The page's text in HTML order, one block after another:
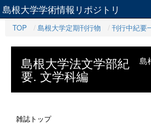
島根大学学術情報リポジトリ
TOP 島根大学定期刊行物 刊行中紀要
島
島根大学法文学部紀
要. 文学科編
雑誌トップ